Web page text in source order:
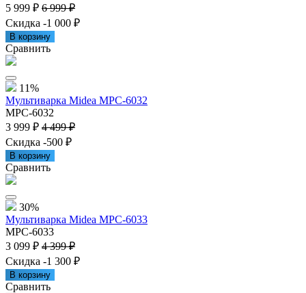
5 999 ₽ 6 999 ₽
Скидка -1 000 ₽
В корзину
Сравнить
11%
Мультиварка Midea MPC-6032
MPC-6032
3 999 ₽ 4 499 ₽
Скидка -500 ₽
В корзину
Сравнить
30%
Мультиварка Midea MPC-6033
MPC-6033
3 099 ₽ 4 399 ₽
Скидка -1 300 ₽
В корзину
Сравнить